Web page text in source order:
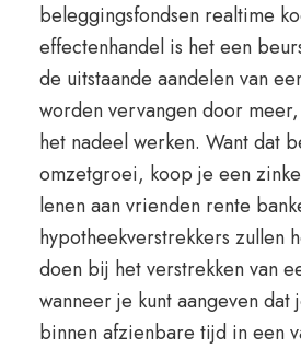
beleggingsfondsen realtime
effectenhandel is het een
de uitstaande aandelen van
worden vervangen door
het nadeel werken. Want dat
omzetgroei, koop je een
lenen aan vrienden rente
hypotheekverstrekkers zullen
doen bij het verstrekken van
wanneer je kunt aangeven dat
binnen afzienbare tijd in een